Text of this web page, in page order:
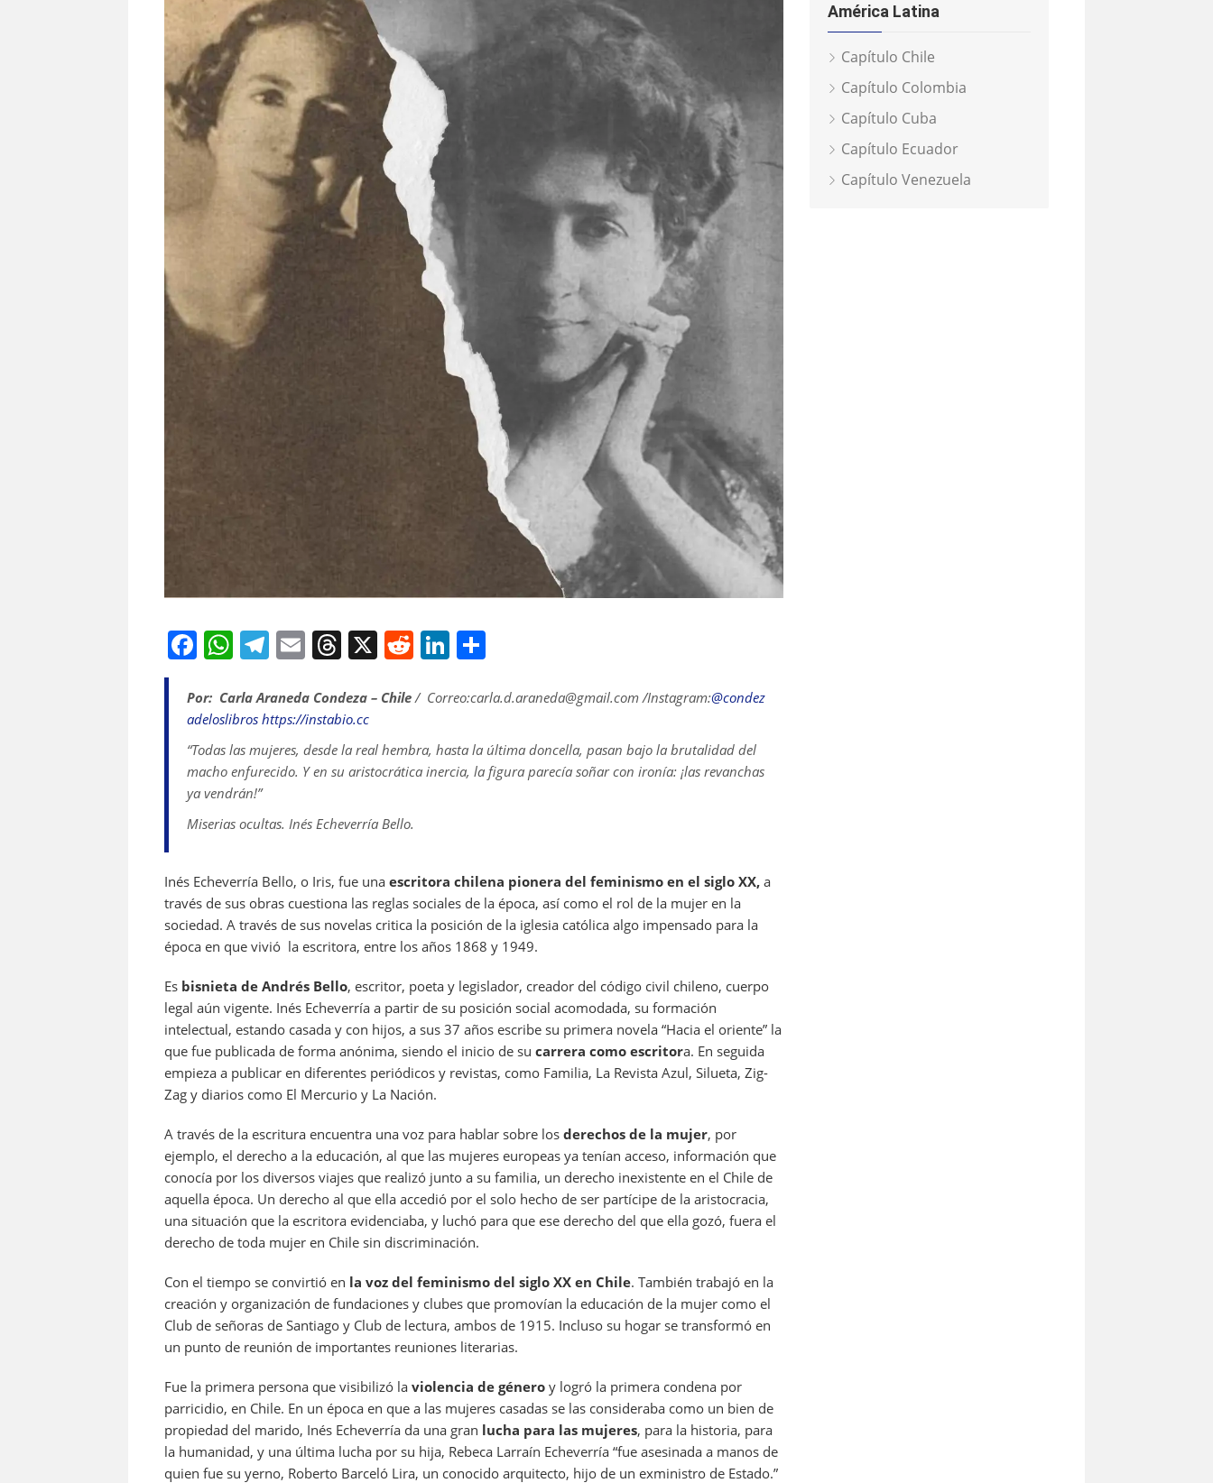
F
c
e
b
o
o
W
at
s
A
p
p
T
e
gr
a
m
E
ai
l
T
re
a
d
s
X R
d
t
Li
k
dI
n
ar
Por: Carla Araneda Condeza – Chile/ Correo:carla.d.araneda@gmail.com /Instagram:@condez
adeloslibros https://instabio.cc
“Todas las mujeres, desde la real hembra, hasta la última doncella, pasan bajo la brutalidad del
macho enfurecido. Y en su aristocrática inercia, la figura parecía soñar con ironía: ¡las revanchas
ya vendrán!”
Miserias ocultas. Inés Echeverría Bello.
Inés Echeverría Bello, o Iris, fue una escritora chilena pionera del feminismo en el siglo XX, a
través de sus obras cuestiona las reglas sociales de la época, así como el rol de la mujer en la
sociedad. A través de sus novelas critica la posición de la iglesia católica algo impensado para la
época en que vivió la escritora, entre los años 1868 y 1949.
Es bisnieta de Andrés Bello, escritor, poeta y legislador, creador del código civil chileno, cuerpo
legal aún vigente. Inés Echeverría a partir de su posición social acomodada, su formación
intelectual, estando casada y con hijos, a sus 37 años escribe su primera novela “Hacia el oriente” la
que fue publicada de forma anónima, siendo el inicio de su carrera como escritora. En seguida
empieza a publicar en diferentes periódicos y revistas, como Familia, La Revista Azul, Silueta, Zig-
Zag y diarios como El Mercurio y La Nación.
A través de la escritura encuentra una voz para hablar sobre los derechos de la mujer, por
ejemplo, el derecho a la educación, al que las mujeres europeas ya tenían acceso, información que
conocía por los diversos viajes que realizó junto a su familia, un derecho inexistente en el Chile de
aquella época. Un derecho al que ella accedió por el solo hecho de ser partícipe de la aristocracia,
una situación que la escritora evidenciaba, y luchó para que ese derecho del que ella gozó, fuera el
derecho de toda mujer en Chile sin discriminación.
Con el tiempo se convirtió en la voz del feminismo del siglo XX en Chile. También trabajó en la
creación y organización de fundaciones y clubes que promovían la educación de la mujer como el
Club de señoras de Santiago y Club de lectura, ambos de 1915. Incluso su hogar se transformó en
un punto de reunión de importantes reuniones literarias.
Fue la primera persona que visibilizó la violencia de género y logró la primera condena por
parricidio, en Chile. En un época en que a las mujeres casadas se las consideraba como un bien de
propiedad del marido, Inés Echeverría da una gran lucha para las mujeres, para la historia, para
la humanidad, y una última lucha por su hija, Rebeca Larraín Echeverría “fue asesinada a manos de
quien fue su yerno, Roberto Barceló Lira, un conocido arquitecto, hijo de un exministro de Estado.”
América Latina
Capítulo Chile
Capítulo Colombia
Capítulo Cuba
Capítulo Ecuador
Capítulo Venezuela